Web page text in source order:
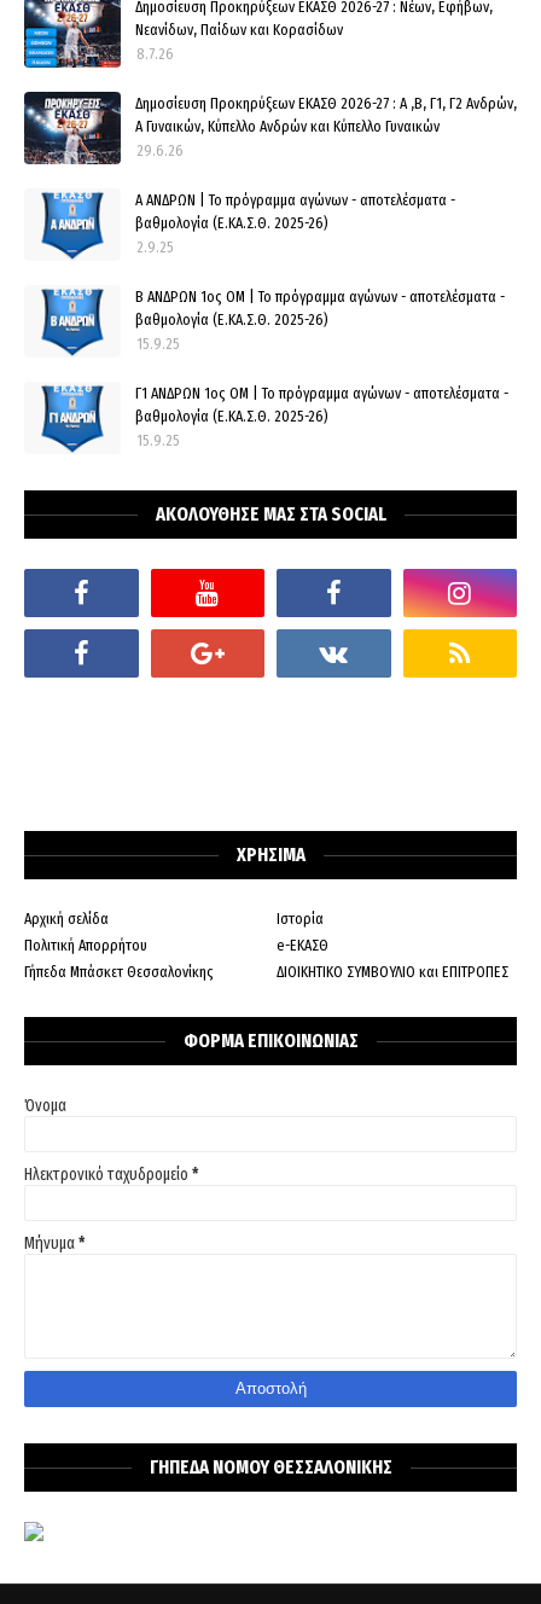
Δημοσίευση Προκηρύξεων ΕΚΑΣΘ 2026-27 : Νέων, Εφήβων,
Νεανίδων, Παίδων και Κορασίδων
8.7.26
Δημοσίευση Προκηρύξεων ΕΚΑΣΘ 2026-27 : Α ,Β, Γ1, Γ2 Ανδρών,
Α Γυναικών, Κύπελλο Ανδρών και Κύπελλο Γυναικών
29.6.26
Α ΑΝΔΡΩΝ | Το πρόγραμμα αγώνων - αποτελέσματα -
βαθμολογία (Ε.ΚΑ.Σ.Θ. 2025-26)
2.9.25
Β ΑΝΔΡΩΝ 1ος ΟΜ | Το πρόγραμμα αγώνων - αποτελέσματα -
βαθμολογία (Ε.ΚΑ.Σ.Θ. 2025-26)
15.9.25
Γ1 ΑΝΔΡΩΝ 1ος ΟΜ | Το πρόγραμμα αγώνων - αποτελέσματα -
βαθμολογία (Ε.ΚΑ.Σ.Θ. 2025-26)
15.9.25
ΑΚΟΛΟΥΘΗΣΕ ΜΑΣ ΣΤΑ SOCIAL
ΧΡΗΣΙΜΑ
Αρχική σελίδα
Ιστορία
Πολιτική Απορρήτου
e-ΕΚΑΣΘ
Γήπεδα Μπάσκετ Θεσσαλονίκης
ΔΙΟΙΚΗΤΙΚΟ ΣΥΜΒΟΥΛΙΟ και ΕΠΙΤΡΟΠΕΣ
ΦΟΡΜΑ ΕΠΙΚΟΙΝΩΝΙΑΣ
Όνομα
Ηλεκτρονικό ταχυδρομείο *
Μήνυμα*
ΓΗΠΕΔΑ ΝΟΜΟΥ ΘΕΣΣΑΛΟΝΙΚΗΣ